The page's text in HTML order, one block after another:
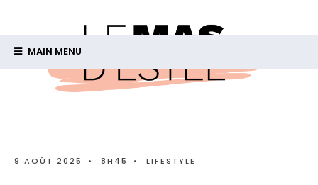
MAIN MENU
9 AOÛT 2025 • 8H45 • LIFESTYLE